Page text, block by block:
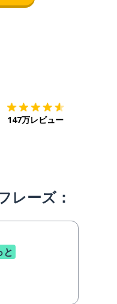
147万レビュー
レーズ：
と